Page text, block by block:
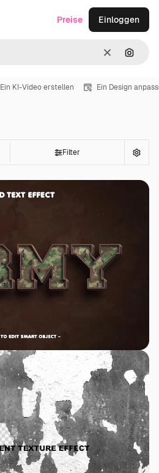
LöschenNach
Preise Einloggen
Ein KI-Video erstellen Ein Design
Filter